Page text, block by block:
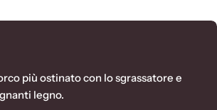
più ostinato con lo sgrassatore e
legno.